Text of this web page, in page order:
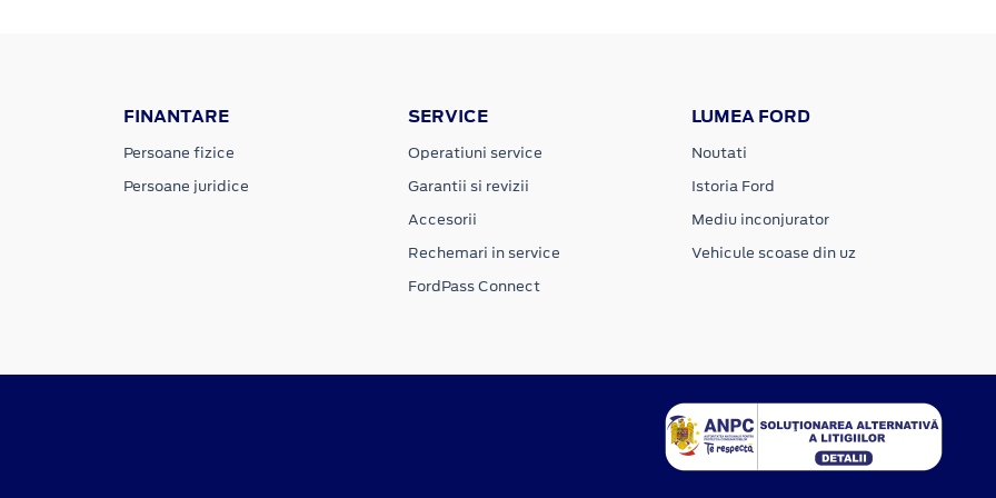
FINANTARE
Persoane fizice
Persoane juridice
SERVICE
Operatiuni service
Garantii si revizii
Accesorii
Rechemari in service
FordPass Connect
LUMEA FORD
Noutati
Istoria Ford
Mediu inconjurator
Vehicule scoase din uz